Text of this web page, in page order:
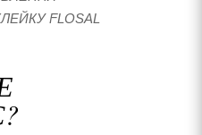
FLOSAL